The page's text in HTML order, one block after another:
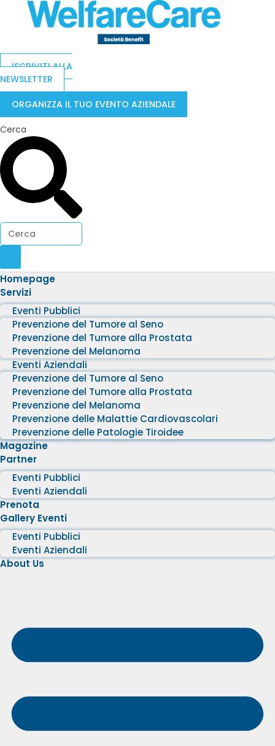
ISCRIVITI ALLA
NEWSLETTER
ORGANIZZA IL TUO EVENTO AZIENDALE
Cerca
Homepage
Servizi
Eventi Pubblici
Prevenzione del Tumore al Seno
Prevenzione del Tumore alla Prostata
Prevenzione del Melanoma
Eventi Aziendali
Prevenzione del Tumore al Seno
Prevenzione del Tumore alla Prostata
Prevenzione del Melanoma
Prevenzione delle Malattie Cardiovascolari
Prevenzione delle Patologie Tiroidee
Magazine
Partner
Eventi Pubblici
Eventi Aziendali
Prenota
Gallery Eventi
Eventi Pubblici
Eventi Aziendali
About Us